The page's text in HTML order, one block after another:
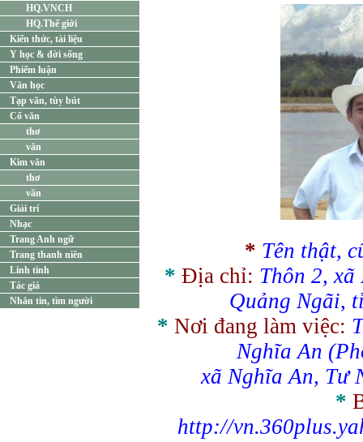
HQ.VNCH
HQ.Thế giới
Kiến thức, tài liệu
Y học & đời sống
Phiếm luận
Văn học
Tạp văn, tùy bút
Cổ văn
thơ
văn
Kim văn
thơ
văn
Giải trí
Nhạc
Trang Anh ngữ
Trang thanh niên
Linh tinh
Tác giả
Nhắn tin, tìm người
* Tên thật,
* Địa chỉ: Thôn 2,
Quảng Ngãi,
* Nơi đang làm việc:
Nghĩa An
xã Nghĩa An, Tư
*
http://